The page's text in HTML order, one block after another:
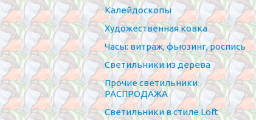
Калейдоскопы
Художественная ковка
Часы: витраж, фьюзинг, роспись
Светильники из дерева
Прочие светильники
РАСПРОДАЖА
Светильники в стиле Loft